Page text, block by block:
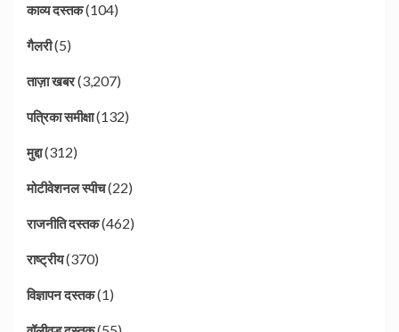
काव्य दस्तक(104)
गैलरी(5)
ताज़ा खबर(3,207)
पत्रिका समीक्षा(132)
मुद्दा(312)
मोटीवेशनल स्पीच(22)
राजनीति दस्तक(462)
राष्ट्रीय(370)
विज्ञापन दस्तक(1)